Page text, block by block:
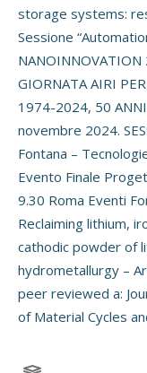
storage systems:
Sessione
GIORNATA AIRI
1974-2024, 50 ANNI
novembre 2024.
Fontana –
Evento Finale
9.30 Roma Eventi
Reclaiming lithium,
cathodic powder of
hydrometallurgy –
peer reviewed a:
of Material Cycles